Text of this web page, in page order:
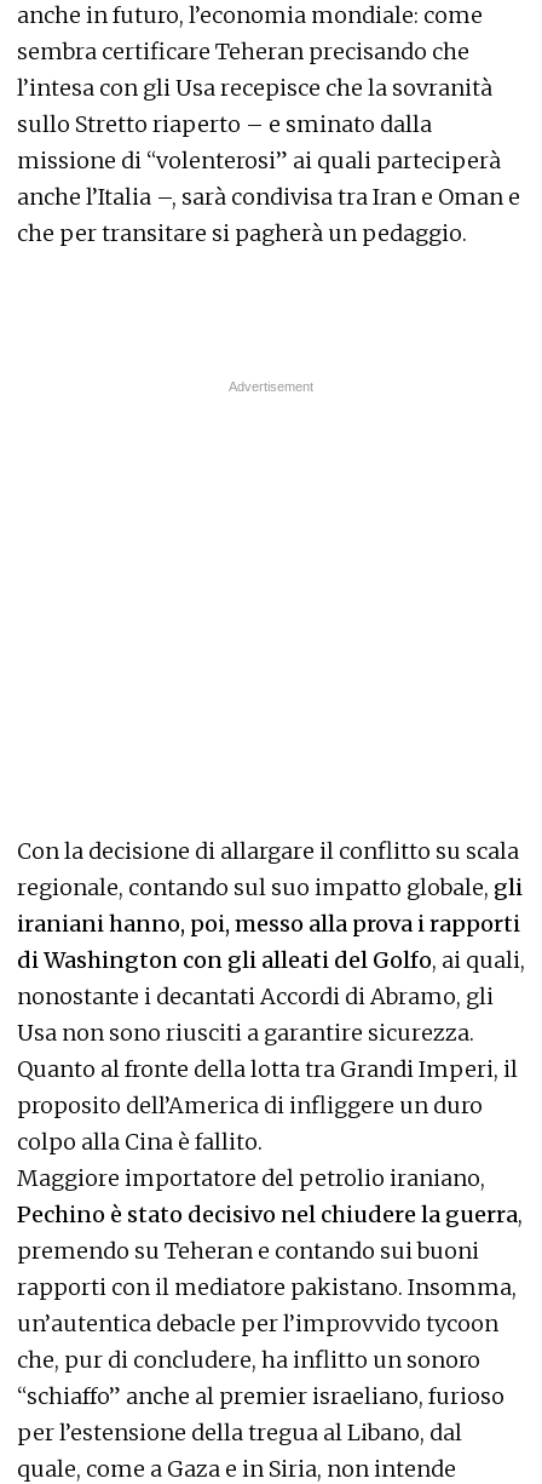
anche in futuro, l’economia mondiale: come
sembra certificare Teheran precisando che
l’intesa con gli Usa recepisce che la sovranità
sullo Stretto riaperto – e sminato dalla
missione di “volenterosi” ai quali parteciperà
anche l’Italia –, sarà condivisa tra Iran e Oman e
che per transitare si pagherà un pedaggio.
Con la decisione di allargare il conflitto su scala
regionale, contando sul suo impatto globale, gli
iraniani hanno, poi, messo alla prova i rapporti
di Washington con gli alleati del Golfo, ai quali,
nonostante i decantati Accordi di Abramo, gli
Usa non sono riusciti a garantire sicurezza.
Quanto al fronte della lotta tra Grandi Imperi, il
proposito dell’America di infliggere un duro
colpo alla Cina è fallito.
Maggiore importatore del petrolio iraniano,
Pechino è stato decisivo nel chiudere la guerra,
premendo su Teheran e contando sui buoni
rapporti con il mediatore pakistano. Insomma,
un’autentica debacle per l’improvvido tycoon
che, pur di concludere, ha inflitto un sonoro
“schiaffo” anche al premier israeliano, furioso
per l’estensione della tregua al Libano, dal
quale, come a Gaza e in Siria, non intende